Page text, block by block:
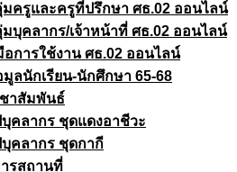
มครูและครูที่ปรึกษา ศธ.02 ออนไลน์
มบุคลากร/เจ้าหน้าที่ ศธ.02 ออนไลน์
อการใช้งาน ศธ.02 ออนไลน์
ลนักเรียน-นักศึกษา 65-68
าสัมพันธ์
คลากร ชุดแดงอาชีวะ
คลากร ชุดกากี
รสถานที่